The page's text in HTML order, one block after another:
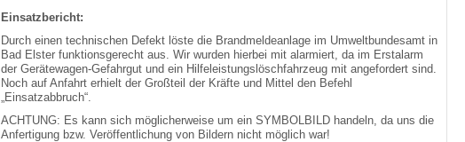
Einsatzbericht:
Durch einen technischen Defekt löste die Brandmeldeanlage im Umweltbundesamt in
Bad Elster funktionsgerecht aus. Wir wurden hierbei mit alarmiert, da im Erstalarm
der Gerätewagen-Gefahrgut und ein Hilfeleistungslöschfahrzeug mit angefordert sind.
Noch auf Anfahrt erhielt der Großteil der Kräfte und Mittel den Befehl
„Einsatzabbruch“.
ACHTUNG: Es kann sich möglicherweise um ein SYMBOLBILD handeln, da uns die
Anfertigung bzw. Veröffentlichung von Bildern nicht möglich war!